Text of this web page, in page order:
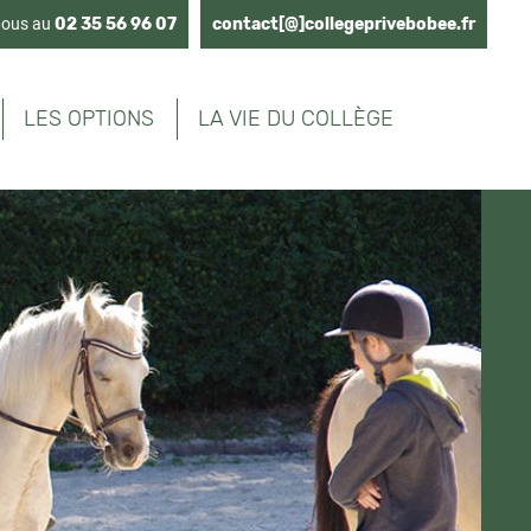
contact[@]collegeprivebobee.fr
au 02 35 56 96 07
LES OPTIONS LA VIE DU COLLÈGE